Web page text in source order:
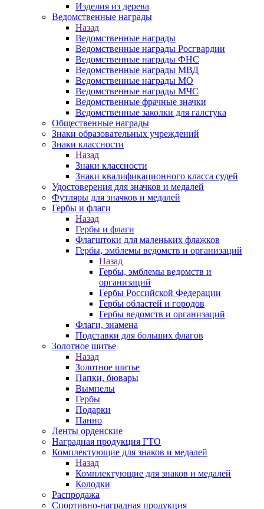
Изделия из дерева
Ведомственные награды
Назад
Ведомственные награды
Ведомственные награды Росгвардии
Ведомственные награды ФНС
Ведомственные награды МВД
Ведомственные награды МО
Ведомственные награды МЧС
Ведомственные фрачные значки
Ведомственные заколки для галстука
Общественные награды
Знаки образовательных учреждений
Знаки классности
Назад
Знаки классности
Знаки квалификационного класса судей
Удостоверения для значков и медалей
Футляры для значков и медалей
Гербы и флаги
Назад
Гербы и флаги
Флагштоки для маленьких флажков
Гербы, эмблемы ведомств и организаций
Назад
Гербы, эмблемы ведомств и
организаций
Гербы Российской Федерации
Гербы областей и городов
Гербы ведомств и организаций
Флаги, знамена
Подставки для больших флагов
Золотное шитье
Назад
Золотное шитье
Папки, бювары
Вымпелы
Гербы
Подарки
Панно
Ленты орденские
Наградная продукция ГТО
Комплектующие для знаков и медалей
Назад
Комплектующие для знаков и медалей
Колодки
Распродажа
Спортивно-наградная продукция